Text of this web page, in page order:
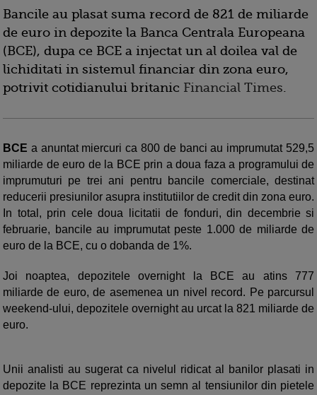
Bancile au plasat suma record de 821 de miliarde
de euro in depozite la Banca Centrala Europeana
(BCE), dupa ce BCE a injectat un al doilea val de
lichiditati in sistemul financiar din zona euro,
potrivit cotidianului britanic Financial Times.
BCE a anuntat miercuri ca 800 de banci au imprumutat 529,5
miliarde de euro de la BCE prin a doua faza a programului de
imprumuturi pe trei ani pentru bancile comerciale, destinat
reducerii presiunilor asupra institutiilor de credit din zona euro.
In total, prin cele doua licitatii de fonduri, din decembrie si
februarie, bancile au imprumutat peste 1.000 de miliarde de
euro de la BCE, cu o dobanda de 1%.
Joi noaptea, depozitele overnight la BCE au atins 777
miliarde de euro, de asemenea un nivel record. Pe parcursul
weekend-ului, depozitele overnight au urcat la 821 miliarde de
euro.
Unii analisti au sugerat ca nivelul ridicat al banilor plasati in
depozite la BCE reprezinta un semn al tensiunilor din pietele